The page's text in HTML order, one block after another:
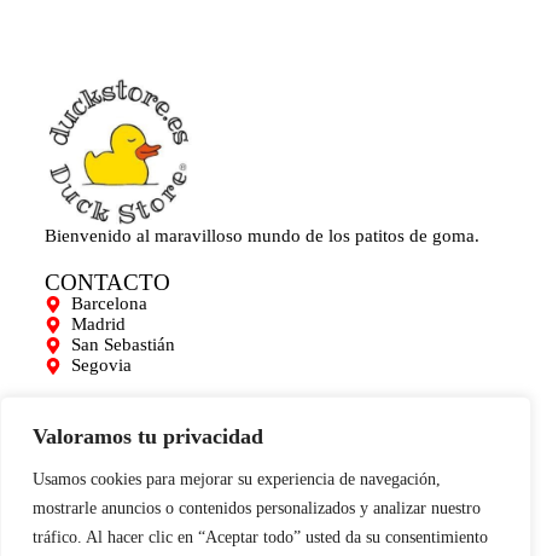
Valoramos tu privacidad
Usamos cookies para mejorar su experiencia de navegación,
mostrarle anuncios o contenidos personalizados y analizar nuestro
tráfico. Al hacer clic en “Aceptar todo” usted da su consentimiento
Bienvenido al maravilloso mundo de los patitos de goma.
CONTACTO
Barcelona
Madrid
San Sebastián
Segovia
Mi cuenta
Para empresas
Limpieza de Patitos
Blog